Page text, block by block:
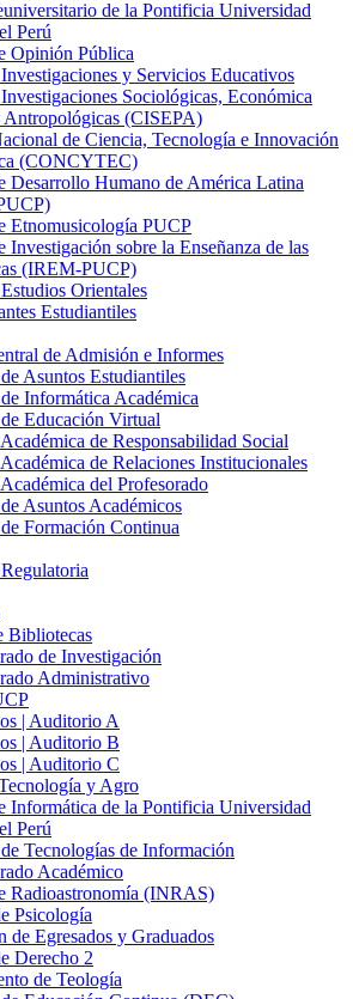
de la Pontificia Universidad
Perú
Opinión Pública
y Servicios Educativos
Sociológicas, Económica
Antropológicas (CISEPA)
de Ciencia, Tecnología e Innovación
(CONCYTEC)
Desarrollo Humano de América Latina
Etnomusicología PUCP
Investigación sobre la Enseñanza de las
(IREM-PUCP)
Orientales
Estudiantiles
de Admisión e Informes
Asuntos Estudiantiles
Informática Académica
Educación Virtual
de Responsabilidad Social
de Relaciones Institucionales
del Profesorado
Asuntos Académicos
Formación Continua
Bibliotecas
de Investigación
Administrativo
| Auditorio A
| Auditorio B
| Auditorio C
y Agro
Informática de la Pontificia Universidad
Perú
Tecnologías de Información
Académico
Radioastronomía (INRAS)
Psicología
de Egresados y Graduados
Derecho 2
de Teología